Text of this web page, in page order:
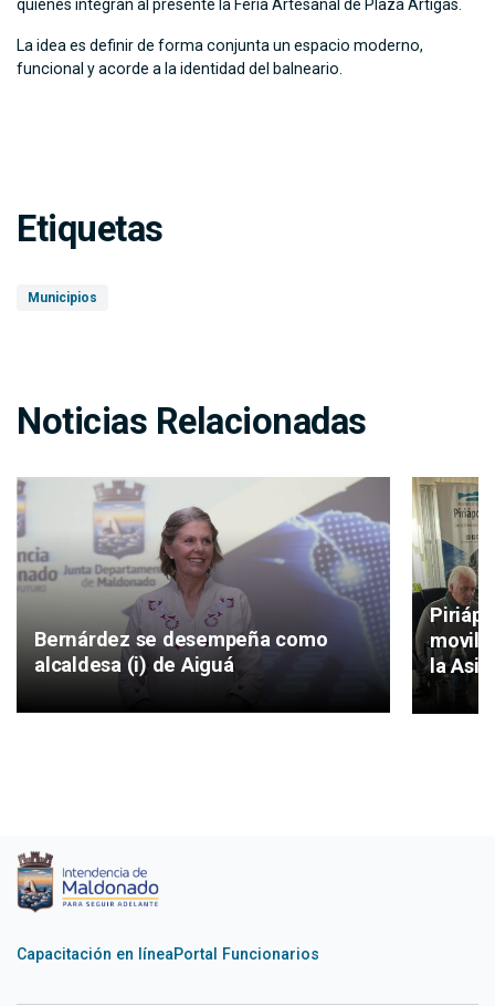
quienes integran al presente la Feria Artesanal de Plaza Artigas.
La idea es definir de forma conjunta un espacio moderno,
funcional y acorde a la identidad del balneario.
Etiquetas
Municipios
Noticias Relacionadas
Bernárdez se desempeña como
alcaldesa (i) de Aiguá
la
Capacitación en líneaPortal Funcionarios